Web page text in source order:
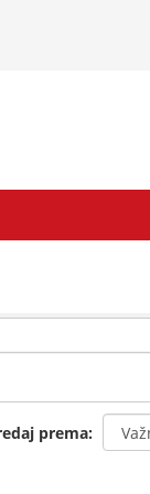
prema